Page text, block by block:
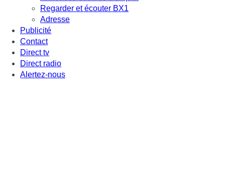
Regarder et écouter BX1
Adresse
Publicité
Contact
Direct tv
Direct radio
Alertez-nous